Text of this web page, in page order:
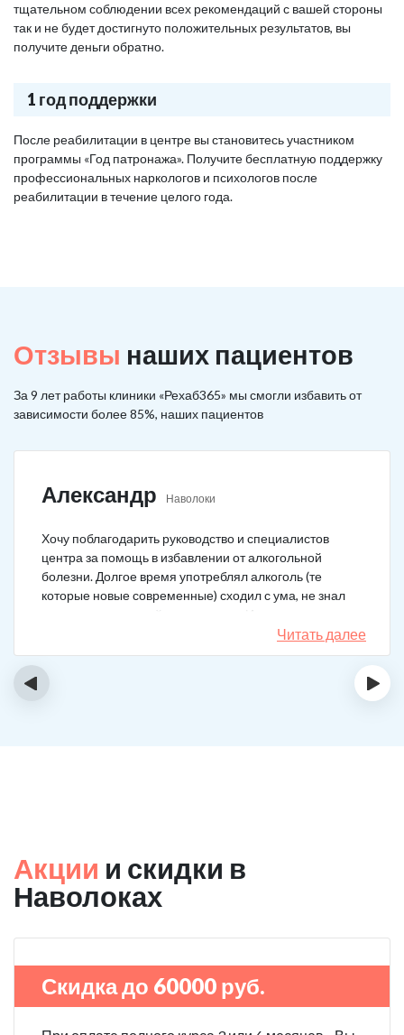
тщательном соблюдении всех рекомендаций с вашей стороны
так и не будет достигнуто положительных результатов, вы
получите деньги обратно.
1 год поддержки
После реабилитации в центре вы становитесь участником
программы «Год патронажа». Получите бесплатную поддержку
профессиональных наркологов и психологов после
реабилитации в течение целого года.
Отзывы наших пациентов
За 9 лет работы клиники «Рехаб365» мы смогли избавить от
зависимости более 85%, наших пациентов
Александр Наволоки
Хочу поблагодарить руководство и специалистов
центра за помощь в избавлении от алкогольной
болезни. Долгое время употреблял алкоголь (те
которые новые современные) сходил с ума, не знал
куда деться от своей зависимости. Искал тех кто
сможет мне помочь в интернете, позвонил, приехал.
На сегодняшний день не употребляю!
Читать далее
‹ ›
Акции и скидки в
Наволоках
Скидка до 60000 руб.